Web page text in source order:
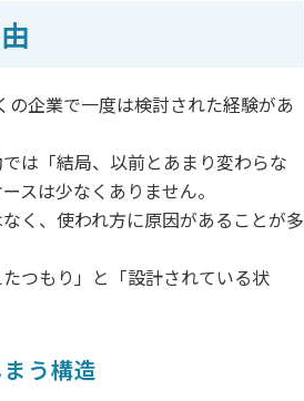
企業で一度は検討された経験があ
は「結局、以前とあまり変わらな
スは少なくありません。
く、使われ方に原因があることが多
つもり」と「設計されている状
う構造